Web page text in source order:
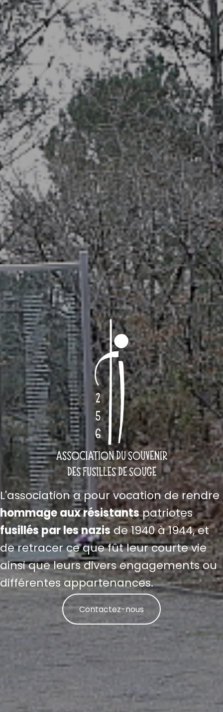
L'association a pour vocation de rendre
hommage aux résistantspatriotes
fusillés par les nazisde 1940 à 1944, et
de retracer ce que fût leur courte vie
ainsi que leurs divers engagements ou
différentes appartenances.
Contactez-nous